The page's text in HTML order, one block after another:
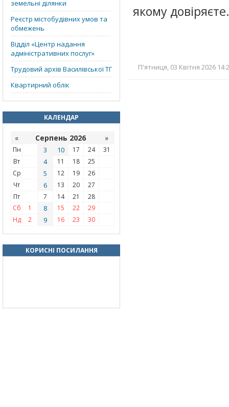
земельні ділянки
Реєстр містобудівних умов та
обмежень
Відділ «‎Центр надання
адміністративних послуг»
Трудовий архів Василівської ТГ
Квартирний облік
КАЛЕНДАР
« Серпень 2026 »
Пн 3 10 17 24
31
Вт
4 11 18
25
Ср
5 12 19
26
Чт
6 13 20
27
Пт
7 14 21
28
Сб
1 8 15 22
29
Нд
2 9 16 23 30
КОРИСНІ ПОСИЛАННЯ
якому довіряєте.
П'ятниця, 03 Квітня 2026